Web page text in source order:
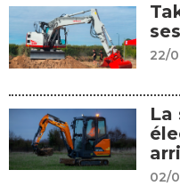
22/
La
02/